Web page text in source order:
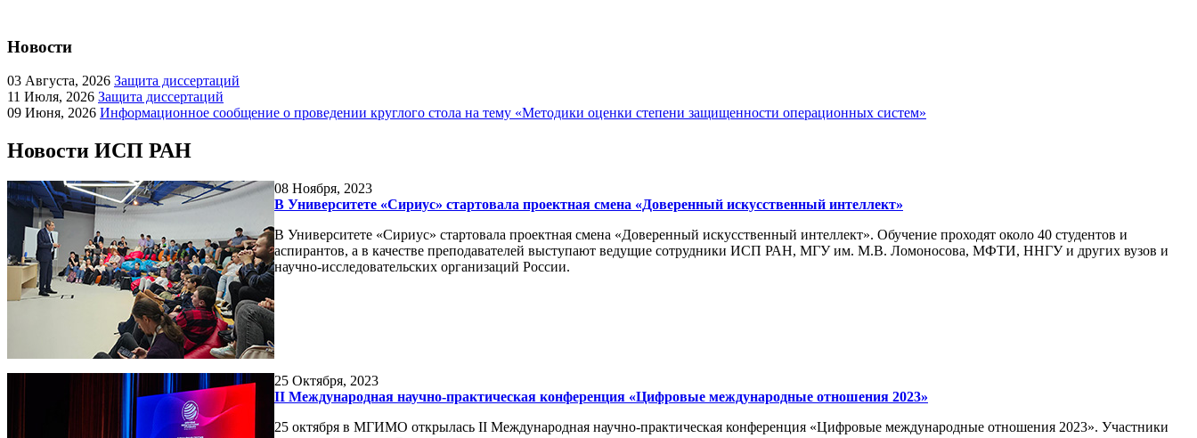
Новости
03 Августа, 2026 Защита диссертаций
11 Июля, 2026 Защита диссертаций
09 Июня, 2026 Информационное сообщение о проведении круглого стола на тему «Методики оценки степени защищенности операционных систем»
Новости ИСП РАН
08 Ноября, 2023
В Университете «Сириус» стартовала проектная смена «Доверенный искусственный интеллект»
В Университете «Сириус» стартовала проектная смена «Доверенный искусственный интеллект». Обучение проходят около 40 студентов и
аспирантов, а в качестве преподавателей выступают ведущие сотрудники ИСП РАН, МГУ им. М.В. Ломоносова, МФТИ, ННГУ и других вузов и
научно-исследовательских организаций России.
25 Октября, 2023
II Международная научно-практическая конференция «Цифровые международные отношения 2023»
25 октября в МГИМО открылась II Международная научно-практическая конференция «Цифровые международные отношения 2023». Участники